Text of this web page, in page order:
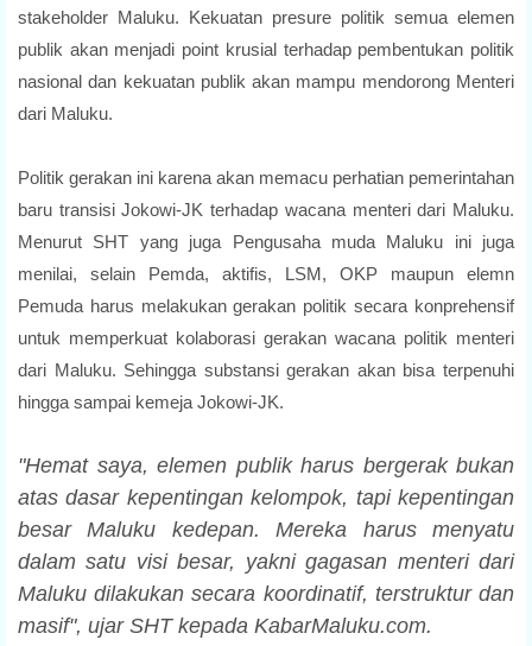
stakeholder Maluku. Kekuatan presure politik semua elemen
publik akan menjadi point krusial terhadap pembentukan politik
nasional dan kekuatan publik akan mampu mendorong Menteri
dari Maluku.
Politik gerakan ini karena akan memacu perhatian pemerintahan
baru transisi Jokowi-JK terhadap wacana menteri dari Maluku.
Menurut SHT yang juga Pengusaha muda Maluku ini juga
menilai, selain Pemda, aktifis, LSM, OKP maupun elemn
Pemuda harus melakukan gerakan politik secara konprehensif
untuk memperkuat kolaborasi gerakan wacana politik menteri
dari Maluku. Sehingga substansi gerakan akan bisa terpenuhi
hingga sampai kemeja Jokowi-JK.
"Hemat saya, elemen publik harus bergerak bukan
atas dasar kepentingan kelompok, tapi kepentingan
besar Maluku kedepan. Mereka harus menyatu
dalam satu visi besar, yakni gagasan menteri dari
Maluku dilakukan secara koordinatif, terstruktur dan
masif", ujar SHT kepada KabarMaluku.com.